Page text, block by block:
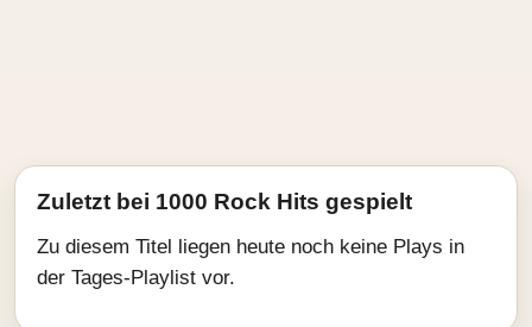
Zuletzt bei 1000 Rock Hits gespielt
Zu diesem Titel liegen heute noch keine Plays in
der Tages-Playlist vor.